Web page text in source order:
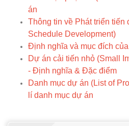
án
Thông tin về Phát triển tiến
Schedule Development)
Định nghĩa và mục đích
Dự án cải tiến nhỏ (Small
- Định nghĩa & Đặc điểm
Danh mục dự án (List of
lí danh mục dự án